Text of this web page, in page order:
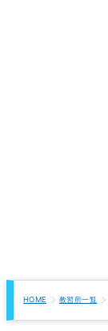
HOME 教習所一覧